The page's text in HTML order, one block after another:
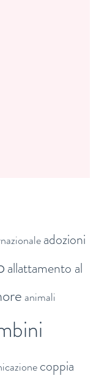
adozioni
allattamento al
animali
coppia